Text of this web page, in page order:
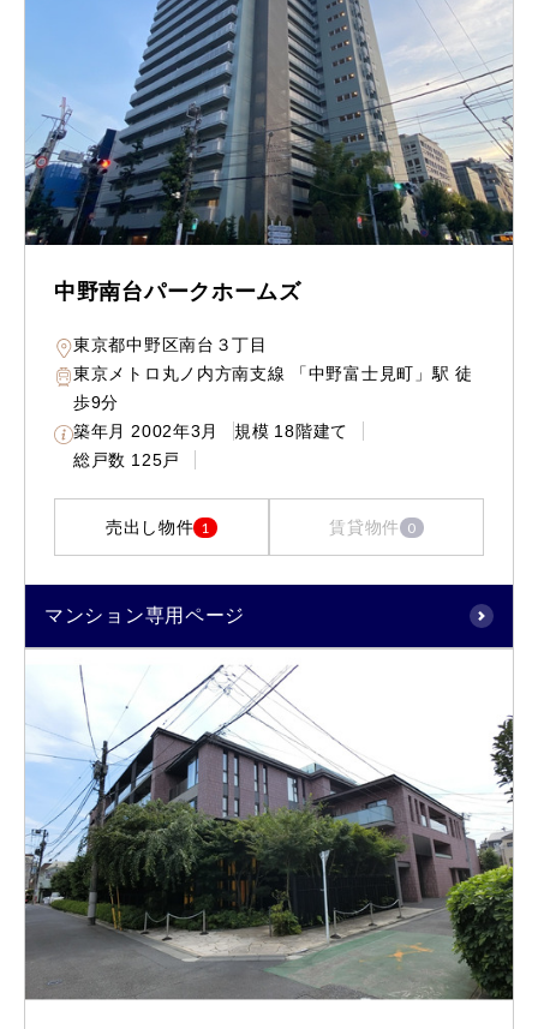
中野南台パークホームズ
東京都中野区南台３丁目
東京メトロ丸ノ内方南支線 「中野富士見町」駅 徒
歩9分
築年月 2002年3月 規模 18階建て
総戸数 125戸
売出し物件 1 賃貸物件 0
マンション専用ページ